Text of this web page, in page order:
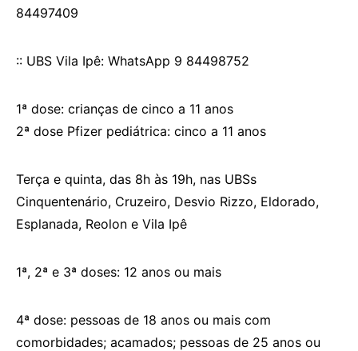
84497409
:: UBS Vila Ipê: WhatsApp 9 84498752
1ª dose: crianças de cinco a 11 anos
2ª dose Pfizer pediátrica: cinco a 11 anos
Terça e quinta, das 8h às 19h, nas UBSs
Cinquentenário, Cruzeiro, Desvio Rizzo, Eldorado,
Esplanada, Reolon e Vila Ipê
1ª, 2ª e 3ª doses: 12 anos ou mais
4ª dose: pessoas de 18 anos ou mais com
comorbidades; acamados; pessoas de 25 anos ou